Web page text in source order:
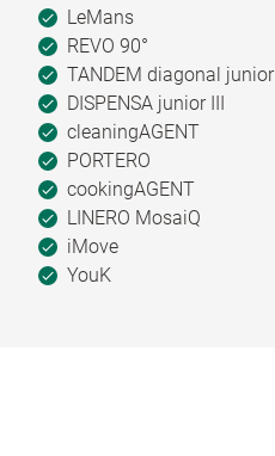
LeMans
REVO 90°
TANDEM diagonal junior
DISPENSA junior III
cleaningAGENT
PORTERO
cookingAGENT
LINERO MosaiQ
iMove
YouK